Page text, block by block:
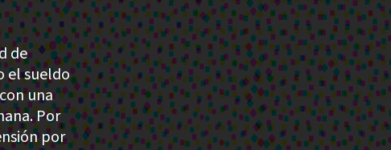
de
el sueldo
una
Por
por